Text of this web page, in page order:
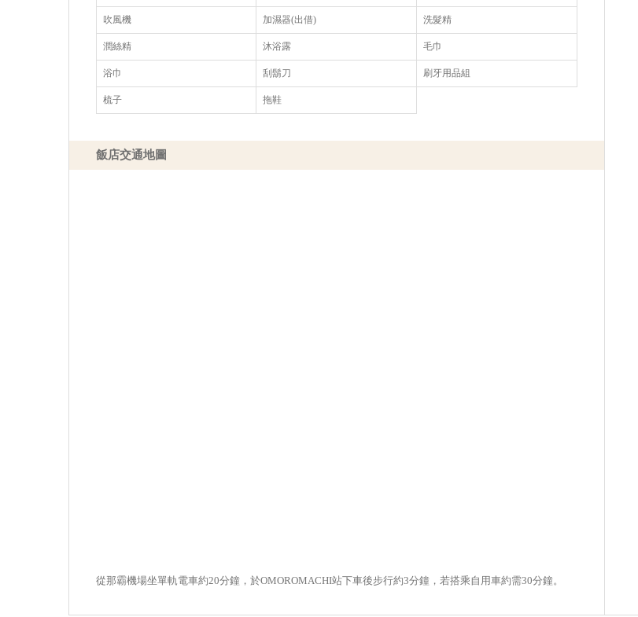
吹風機 加濕器(出借) 洗髮精
潤絲精 沐浴露 毛巾
浴巾 刮鬍刀 刷牙用品組
梳子 拖鞋
飯店交通地圖
從那霸機場坐單軌電車約20分鐘，於OMOROMACHI站下車後步行約3分鐘，若搭乘自用車約需30分鐘。